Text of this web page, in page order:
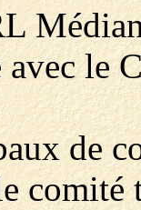
avec le
de
comité